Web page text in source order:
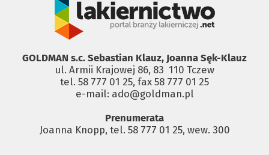
GOLDMAN s.c. Sebastian Klauz, Joanna Sęk-Klauz
ul. Armii Krajowej 86, 83 ­ 110 Tczew
tel. 58 777 01 25, fax 58 777 01 25
e-mail: ado@goldman.pl
Prenumerata
Joanna Knopp, tel. 58 777 01 25, wew. 300